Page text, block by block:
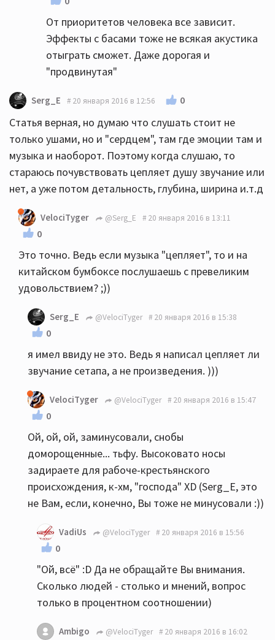
От приоритетов человека все зависит.
Эффекты с басами тоже не всякая акустика
отыграть сможет. Даже дорогая и
"продвинутая"
Serg_E 20 января 2016 в 12:56 0
Статья верная, но думаю что слушать стоит не
только ушами, но и "сердцем", там где эмоции там и
музыка и наоборот. Поэтому когда слушаю, то
стараюсь почувствовать цепляет душу звучание или
нет, а уже потом детальность, глубина, ширина и.т.д
VelociTyger @Serg_E 20 января 2016 в 13:11
0
Это точно. Ведь если музыка "цепляет", то и на
китайском бумбоксе послушаешь с превеликим
удовольствием? ;))
Serg_E @VelociTyger 20 января 2016 в 15:38
0
я имел ввиду не это. Ведь я написал цепляет ли
звучание сетапа, а не произведения. )))
VelociTyger @VelociTyger 20 января 2016 в 15:47
0
Ой, ой, ой, заминусовали, снобы
доморощенные... тьфу. Высоковато носы
задираете для рабоче-крестьянского
происхождения, к-хм, "господа" XD (Serg_E, это
не Вам, если, конечно, Вы тоже не минусовали :))
VadiUs @VelociTyger 20 января 2016 в 15:56
0
"Ой, всё" :D Да не обращайте Вы внимания.
Сколько людей - столько и мнений, вопрос
только в процентном соотношении)
Ambigo @VelociTyger 20 января 2016 в 16:02